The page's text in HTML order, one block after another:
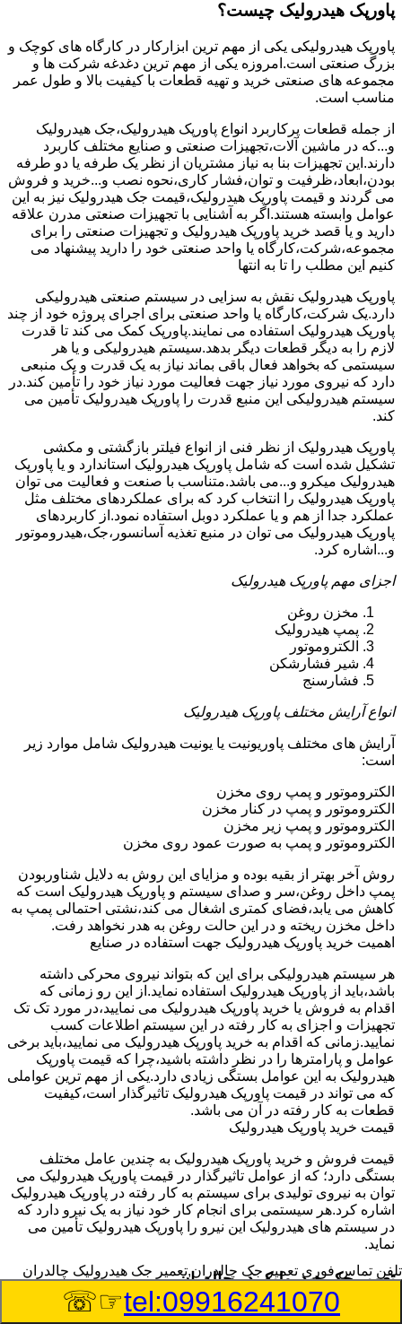
پاورپک هیدرولیک چیست؟
پاورپک هیدرولیکی یکی از مهم ترین ابزارکار در کارگاه های کوچک و
بزرگ صنعتی است.امروزه یکی از مهم ترین دغدغه شرکت ها و
مجموعه های صنعتی خرید و تهیه قطعات با کیفیت بالا و طول عمر
مناسب است.
از جمله قطعات پرکاربرد انواع پاورپک هیدرولیک،جک هیدرولیک
و...که در ماشین آلات،تجهیزات صنعتی و صنایع مختلف کاربرد
دارند.این تجهیزات بنا به نیاز مشتریان از نظر یک طرفه یا دو طرفه
بودن،ابعاد،ظرفیت و توان،فشار کاری،نحوه نصب و...خرید و فروش
می گردند و قیمت پاورپک هیدرولیک،قیمت جک هیدرولیک نیز به این
عوامل وابسته هستند.اگر به آشنایی با تجهیزات صنعتی مدرن علاقه
دارید و یا قصد خرید پاورپک هیدرولیک و تجهیزات صنعتی را برای
مجموعه،شرکت،کارگاه یا واحد صنعتی خود را دارید پیشنهاد می
کنیم این مطلب را تا به انتها
پاورپک هیدرولیک نقش به سزایی در سیستم صنعتی هیدرولیکی
دارد.یک شرکت،کارگاه یا واحد صنعتی برای اجرای پروژه خود از چند
پاورپک هیدرولیک استفاده می نمایند.پاورپک کمک می کند تا قدرت
لازم را به دیگر قطعات دیگر بدهد.سیستم هیدرولیکی و یا هر
سیستمی که بخواهد فعال باقی بماند نیاز به یک قدرت و یک منبعی
دارد که نیروی مورد نیاز جهت فعالیت مورد نیاز خود را تأمین کند.در
سیستم هیدرولیکی این منبع قدرت را پاورپک هیدرولیک تأمین می
کند.
پاورپک هیدرولیک از نظر فنی از انواع فیلتر بازگشتی و مکشی
تشکیل شده است که شامل پاورپک هیدرولیک استاندارد و یا پاورپک
هیدرولیک میکرو و...می باشد.متناسب با صنعت و فعالیت می توان
پاورپک هیدرولیک را انتخاب کرد که برای عملکردهای مختلف مثل
عملکرد جدا از هم و یا عملکرد دوبل استفاده نمود.از کاربردهای
پاورپک هیدرولیک می توان در منبع تغذیه آسانسور،جک،هیدروموتور
و...اشاره کرد.
اجزای مهم پاورپک هیدرولیک
مخزن روغن
پمپ هیدرولیک
الکتروموتور
شیر فشارشکن
فشارسنج
انواع آرایش مختلف پاورپک هیدرولیک
آرایش های مختلف پاوریونیت یا یونیت هیدرولیک شامل موارد زیر
است:
الکتروموتور و پمپ روی مخزن
الکتروموتور و پمپ در کنار مخزن
الکتروموتور و پمپ زیر مخزن
الکتروموتور و پمپ به صورت عمود روی مخزن
روش آخر بهتر از بقیه بوده و مزایای این روش به دلایل شناوربودن
پمپ داخل روغن،سر و صدای سیستم و پاورپک هیدرولیک است که
کاهش می یابد،فضای کمتری اشغال می کند،نشتی احتمالی پمپ به
داخل مخزن ریخته و در این حالت روغن به هدر نخواهد رفت.
اهمیت خرید پاورپک هیدرولیک جهت استفاده در صنایع
هر سیستم هیدرولیکی برای این که بتواند نیروی محرکی داشته
باشد،باید از پاورپک هیدرولیک استفاده نماید.از این رو زمانی که
اقدام به فروش یا خرید پاورپک هیدرولیک می نمایید،در مورد تک تک
تجهیزات و اجزای به کار رفته در این سیستم اطلاعات کسب
نمایید.زمانی که اقدام به خرید پاورپک هیدرولیک می نمایید،باید برخی
عوامل و پارامترها را در نظر داشته باشید،چرا که قیمت پاورپک
هیدرولیک به این عوامل بستگی زیادی دارد.یکی از مهم ترین عواملی
که می تواند در قیمت پاورپک هیدرولیک تاثیرگذار است،کیفیت
قطعات به کار رفته در آن می باشد.
قیمت خرید پاورپک هیدرولیک
قیمت فروش و خرید پاورپک هیدرولیک به چندین عامل مختلف
بستگی دارد؛ که از عوامل تاثیرگذار در قیمت پاورپک هیدرولیک می
توان به نیروی تولیدی برای سیستم به کار رفته در پاورپک هیدرولیک
اشاره کرد.هر سیستمی برای انجام کار خود نیاز به یک نیرو دارد که
در سیستم های هیدرولیک این نیرو را پاورپک هیدرولیک تأمین می
نماید.
تعمیر جک هیدرولیک در چالدران
وسیله‎ای که با عملکرد خود موجب بلند شدن اهرم و یا وزن سنگین
تلفن تماس فوری تعمیر جک چالدران,تعمیر جک هیدرولیک چالدران
tel:09916241070
☞☏